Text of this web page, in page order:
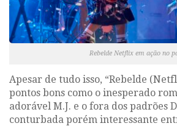
Rebelde Netflix em ação no
Apesar de tudo isso, “Rebelde
pontos bons como o inesperado
adorável M.J. e o fora dos padrões
conturbada porém interessante